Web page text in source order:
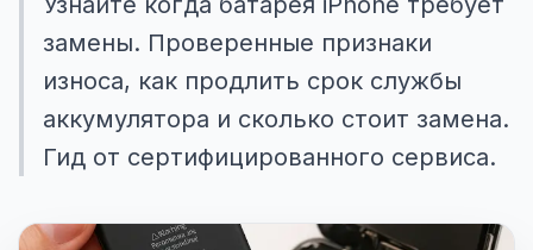
замены. Проверенные признаки
износа, как продлить срок службы
аккумулятора и сколько стоит замена.
Гид от сертифицированного сервиса.